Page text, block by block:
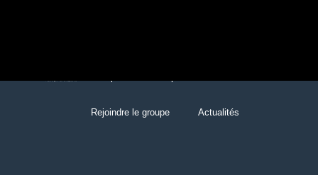
Rejoindre le groupe Actualités